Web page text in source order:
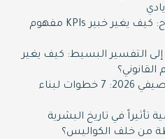
من الفوضى إلى الوضوح: كيف يغير خبير KPIs مفهوم
التفسير البسيط: كيف يغير
من معسكر التدريب الصيفي 2026: 7 خطوات لبناء
من خلف الكواليس؟